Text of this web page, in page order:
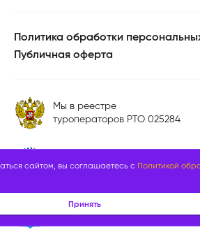
сайтом, вы соглашаетесь с Политикой
Принять
Политика обработки
Публичная оферта
Мы в реестре
туроператоров РТО 025284
туриндустрии
Образовательная лицензия
№Л035-01298-77/00179806